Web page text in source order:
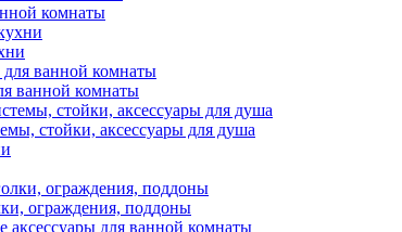
комнаты
ванной комнаты
стойки, аксессуары для душа
ограждения, поддоны